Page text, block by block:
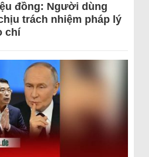
đồng: Người dùng
trách nhiệm pháp lý
chí